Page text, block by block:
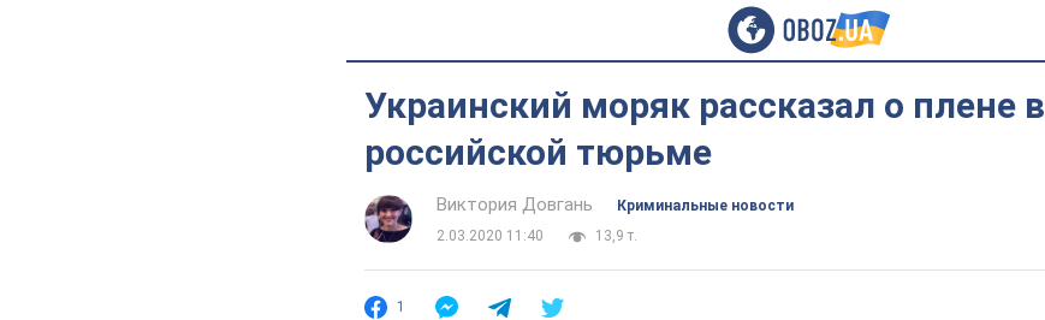
Украинский моряк рассказал о плене в
российской тюрьме
Виктория Довгань
Криминальные новости
2.03.2020 11:40
13,9 т.
1